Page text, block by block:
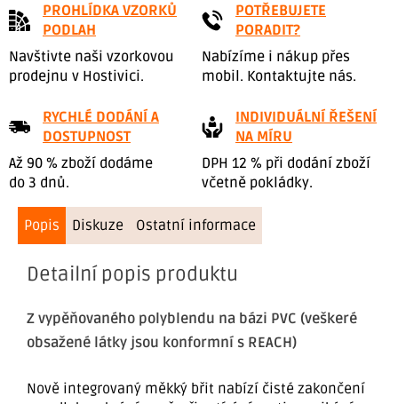
PROHLÍDKA VZORKŮ
PODLAH
Navštivte naši vzorkovou
prodejnu v Hostivici.
POTŘEBUJETE
PORADIT?
Nabízíme i nákup přes
mobil. Kontaktujte nás.
RYCHLÉ DODÁNÍ A
DOSTUPNOST
Až 90 % zboží dodáme
do 3 dnů.
INDIVIDUÁLNÍ ŘEŠENÍ
NA MÍRU
DPH 12 % při dodání zboží
včetně pokládky.
Popis Diskuze Ostatní informace
Detailní popis produktu
Z vypěňovaného polyblendu na bázi PVC (veškeré
obsažené látky jsou konformní s REACH)
Nově integrovaný měkký břit nabízí čisté zakončení